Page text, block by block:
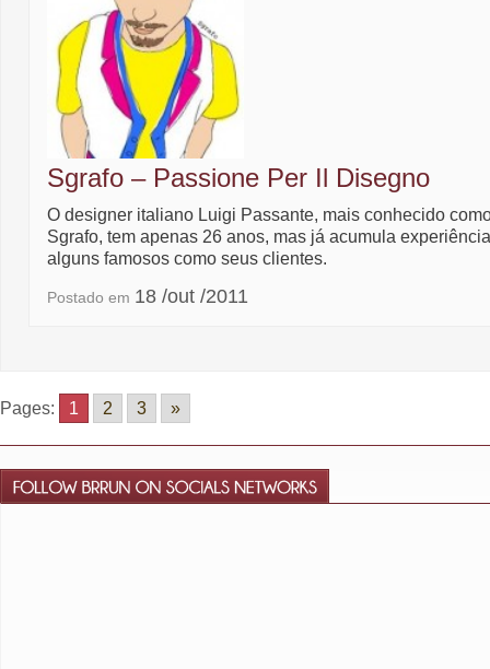
Sgrafo – Passione Per Il Disegno
O designer italiano Luigi Passante, mais conhecido
Sgrafo, tem apenas 26 anos, mas já acumula
alguns famosos como seus clientes.
Postado em 18 /out /2011
Pages: 1 2 3 »